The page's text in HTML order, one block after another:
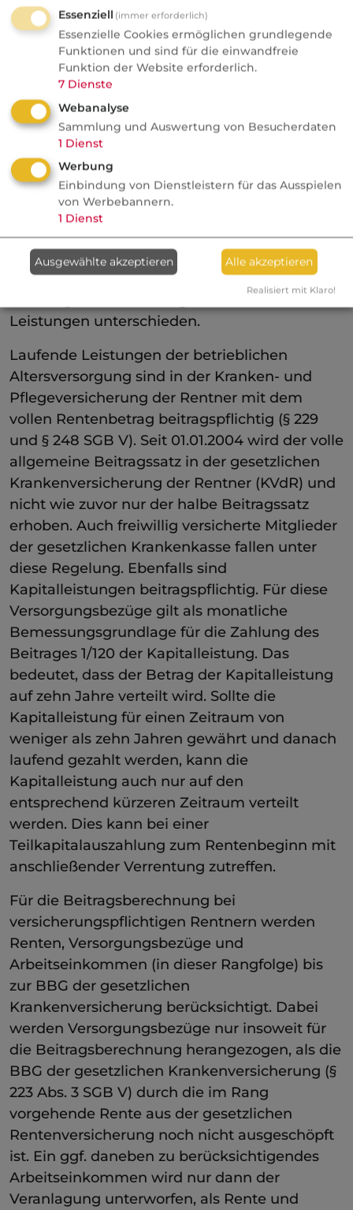
Arbeitsentgelt oder aus Einmalzahlungen
finanziert werden (§ 14 Abs. 1 i.V.m. § 115 SGB
Sozialversicherung in der
Leistungsphase
Wie bei allen Durchführungswegen der
betrieblichen Altersversorung wird auch bei
der Pensionszusage und der
Unterstützungskasse bei der
sozialabgabenrechtlichen Beurteilung der
Leistungen nicht zwischen arbeitgeber- und
aus Entgeltumwandlung finanzierten
Leistungen unterschieden.
Laufende Leistungen der betrieblichen
Altersversorgung sind in der Kranken- und
Pflegeversicherung der Rentner mit dem
vollen Rentenbetrag beitragspflichtig (§ 229
und § 248 SGB V). Seit 01.01.2004 wird der volle
allgemeine Beitragssatz in der gesetzlichen
Krankenversicherung der Rentner (KVdR) und
nicht wie zuvor nur der halbe Beitragssatz
erhoben. Auch freiwillig versicherte Mitglieder
der gesetzlichen Krankenkasse fallen unter
diese Regelung. Ebenfalls sind
Kapitalleistungen beitragspflichtig. Für diese
Versorgungsbezüge gilt als monatliche
Bemessungsgrundlage für die Zahlung des
Beitrages 1/120 der Kapitalleistung. Das
bedeutet, dass der Betrag der Kapitalleistung
auf zehn Jahre verteilt wird. Sollte die
Kapitalleistung für einen Zeitraum von
weniger als zehn Jahren gewährt und danach
laufend gezahlt werden, kann die
Kapitalleistung auch nur auf den
entsprechend kürzeren Zeitraum verteilt
werden. Dies kann bei einer
Teilkapitalauszahlung zum Rentenbeginn mit
anschließender Verrentung zutreffen.
Für die Beitragsberechnung bei
versicherungspflichtigen Rentnern werden
Renten, Versorgungsbezüge und
Arbeitseinkommen (in dieser Rangfolge) bis
zur BBG der gesetzlichen
Krankenversicherung berücksichtigt. Dabei
werden Versorgungsbezüge nur insoweit für
die Beitragsberechnung herangezogen, als die
BBG der gesetzlichen Krankenversicherung (§
223 Abs. 3 SGB V) durch die im Rang
vorgehende Rente aus der gesetzlichen
Rentenversicherung noch nicht ausgeschöpft
ist. Ein ggf. daneben zu berücksichtigendes
Arbeitseinkommen wird nur dann der
Veranlagung unterworfen, als Rente und
Essenziell (immer erforderlich)
Essenzielle Cookies ermöglichen grundlegende
Funktionen und sind für die einwandfreie
Funktion der Website erforderlich.
7 Dienste
Webanalyse
Sammlung und Auswertung von Besucherdaten
1 Dienst
Werbung
Einbindung von Dienstleistern für das Ausspielen
von Werbebannern.
1 Dienst
Ausgewählte akzeptieren Alle akzeptieren
Realisiert mit Klaro!